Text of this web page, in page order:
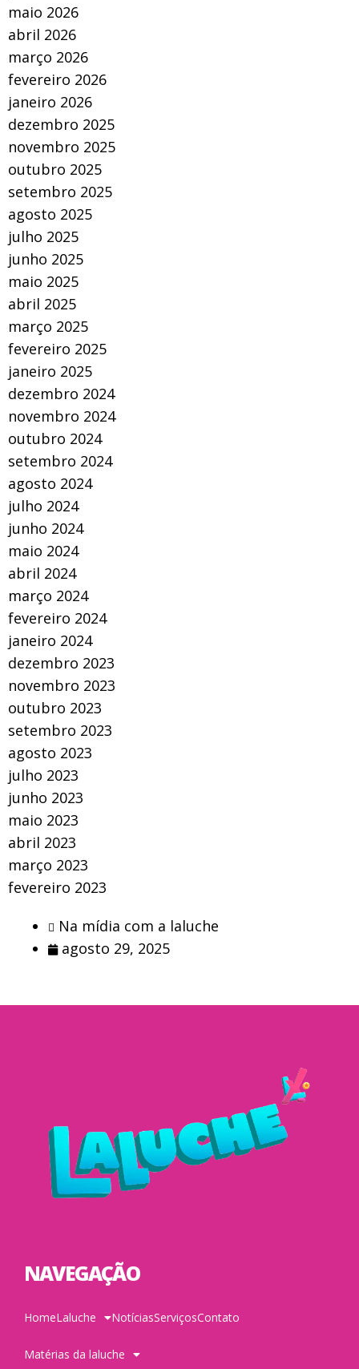
maio 2026
abril 2026
março 2026
fevereiro 2026
janeiro 2026
dezembro 2025
novembro 2025
outubro 2025
setembro 2025
agosto 2025
julho 2025
junho 2025
maio 2025
abril 2025
março 2025
fevereiro 2025
janeiro 2025
dezembro 2024
novembro 2024
outubro 2024
setembro 2024
agosto 2024
julho 2024
junho 2024
maio 2024
abril 2024
março 2024
fevereiro 2024
janeiro 2024
dezembro 2023
novembro 2023
outubro 2023
setembro 2023
agosto 2023
julho 2023
junho 2023
maio 2023
abril 2023
março 2023
fevereiro 2023
Na mídia com a laluche
agosto 29, 2025
NAVEGAÇÃO
HomeLaluche NotíciasServiçosContato
Matérias da laluche